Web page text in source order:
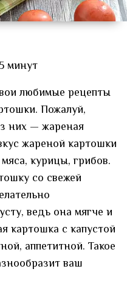
минут
любимые рецепты
Пожалуй,
них — жареная
жареной картошки
курицы, грибов.
со свежей
ведь она мягче и
картошка с капустой
аппетитной. Такое
ваш